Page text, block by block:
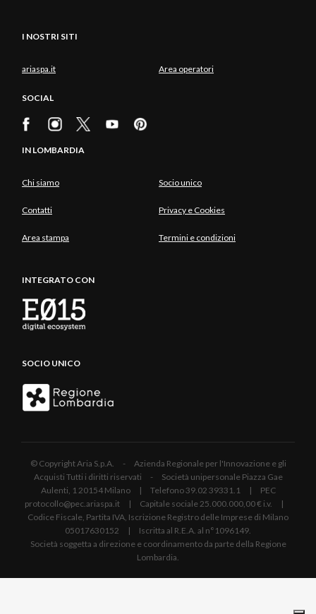
I NOSTRI SITI
ariaspa.it Area operatori
SOCIAL
IN LOMBARDIA
Chi siamo Socio unico
Contatti Privacy e Cookies
Area stampa Termini e condizioni
INTEGRATO CON
SOCIO UNICO
© Copyright Aria S.p.A. - Azienda Regionale per l'Innovazione e gli
Acquisti Tutti i diritti riservati - Società unipersonale Piazza Gae
Aulenti, 1 20154 Milano | Telefono 39.02 39331.1 | PEC
protocollo@pec.ariaspa.it | Capitale sociale 25.000.000,00 € i.v. |
Codice Fiscale, Partita IVA, Iscrizione Registro delle Imprese di Milano
05017630152 | Iscritta al R.E.A. al n°1096149.
Società soggetta a direzione e coordinamento da parte della Regione
Lombardia.